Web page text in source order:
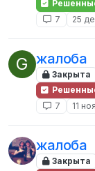
7
25
G жалоба
Закрыта
7
11
жалоба
Закрыта